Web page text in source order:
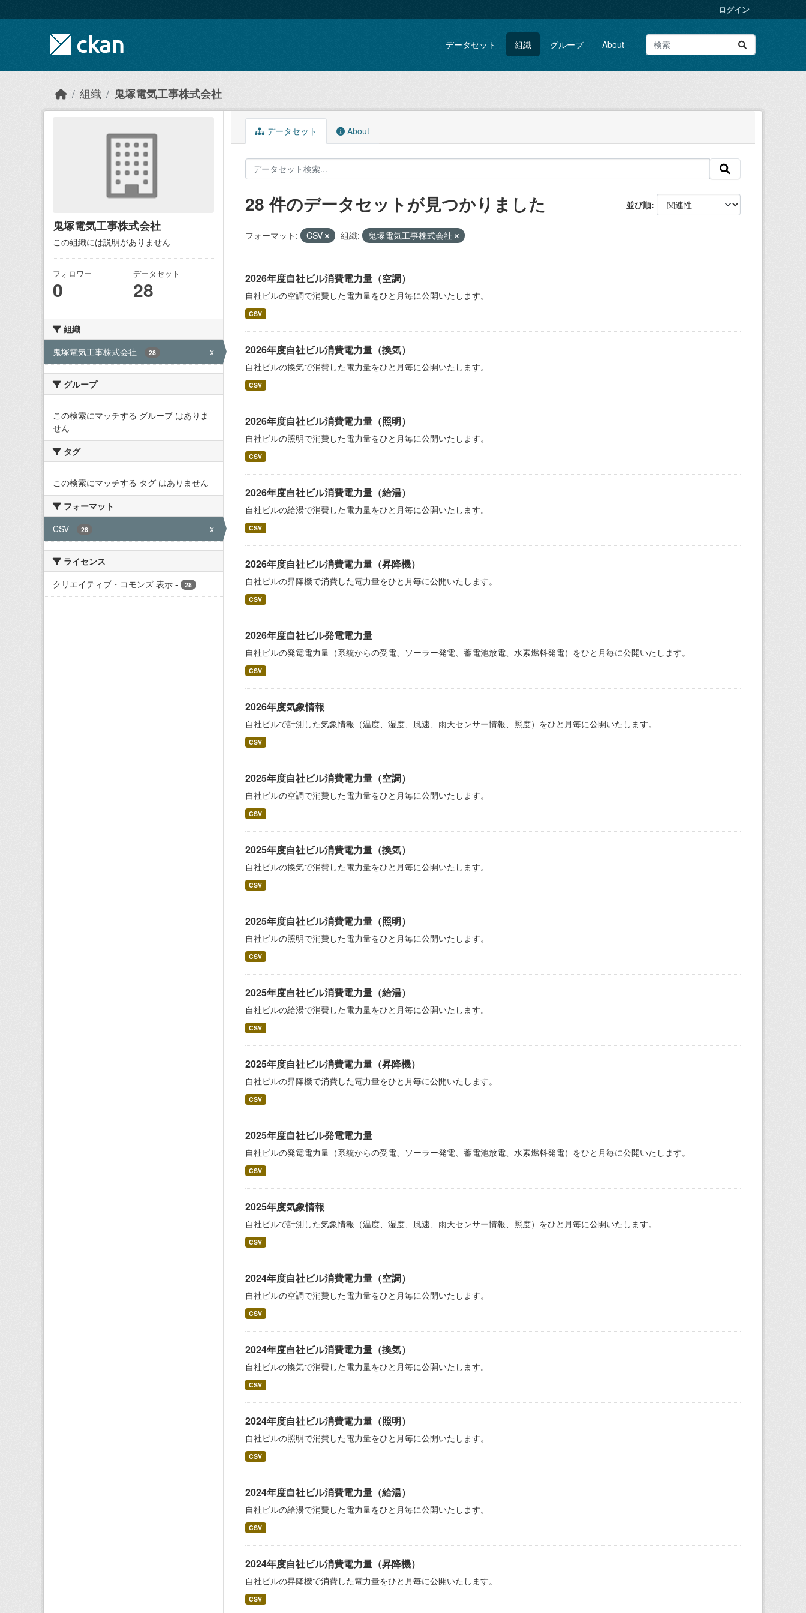
ログイン
データセット 組織 グループ About
組織 鬼塚電気工事株式会社
鬼塚電気工事株式会社
この組織には説明がありません
フォロワー
0
データセット
28
組織
鬼塚電気工事株式会社 - 28 x
グループ
この検索にマッチする グループ はありま
せん
タグ
この検索にマッチする タグ はありません
フォーマット
CSV - 28 x
ライセンス
クリエイティブ・コモンズ 表示 - 28
データセット About
並び順
28 件のデータセットが見つかりました
フォーマット: CSV 組織: 鬼塚電気工事株式会社
2026年度自社ビル消費電力量（空調）
自社ビルの空調で消費した電力量をひと月毎に公開いたします。
CSV
2026年度自社ビル消費電力量（換気）
自社ビルの換気で消費した電力量をひと月毎に公開いたします。
CSV
2026年度自社ビル消費電力量（照明）
自社ビルの照明で消費した電力量をひと月毎に公開いたします。
CSV
2026年度自社ビル消費電力量（給湯）
自社ビルの給湯で消費した電力量をひと月毎に公開いたします。
CSV
2026年度自社ビル消費電力量（昇降機）
自社ビルの昇降機で消費した電力量をひと月毎に公開いたします。
CSV
2026年度自社ビル発電電力量
自社ビルの発電電力量（系統からの受電、ソーラー発電、蓄電池放電、水素燃料発電）をひと月毎に公開いたします。
CSV
2026年度気象情報
自社ビルで計測した気象情報（温度、湿度、風速、雨天センサー情報、照度）をひと月毎に公開いたします。
CSV
2025年度自社ビル消費電力量（空調）
自社ビルの空調で消費した電力量をひと月毎に公開いたします。
CSV
2025年度自社ビル消費電力量（換気）
自社ビルの換気で消費した電力量をひと月毎に公開いたします。
CSV
2025年度自社ビル消費電力量（照明）
自社ビルの照明で消費した電力量をひと月毎に公開いたします。
CSV
2025年度自社ビル消費電力量（給湯）
自社ビルの給湯で消費した電力量をひと月毎に公開いたします。
CSV
2025年度自社ビル消費電力量（昇降機）
自社ビルの昇降機で消費した電力量をひと月毎に公開いたします。
CSV
2025年度自社ビル発電電力量
自社ビルの発電電力量（系統からの受電、ソーラー発電、蓄電池放電、水素燃料発電）をひと月毎に公開いたします。
CSV
2025年度気象情報
自社ビルで計測した気象情報（温度、湿度、風速、雨天センサー情報、照度）をひと月毎に公開いたします。
CSV
2024年度自社ビル消費電力量（空調）
自社ビルの空調で消費した電力量をひと月毎に公開いたします。
CSV
2024年度自社ビル消費電力量（換気）
自社ビルの換気で消費した電力量をひと月毎に公開いたします。
CSV
2024年度自社ビル消費電力量（照明）
自社ビルの照明で消費した電力量をひと月毎に公開いたします。
CSV
2024年度自社ビル消費電力量（給湯）
自社ビルの給湯で消費した電力量をひと月毎に公開いたします。
CSV
2024年度自社ビル消費電力量（昇降機）
自社ビルの昇降機で消費した電力量をひと月毎に公開いたします。
CSV